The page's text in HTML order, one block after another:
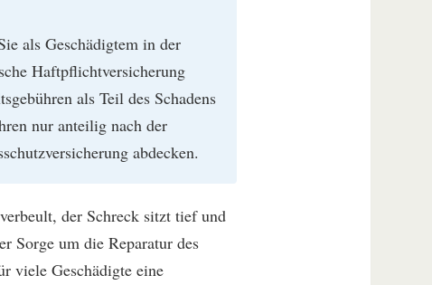
als Geschädigtem in der
Haftpflichtversicherung
als Teil des Schadens
nur anteilig nach der
abdecken.
der Schreck sitzt tief und
Sorge um die Reparatur des
viele Geschädigte eine